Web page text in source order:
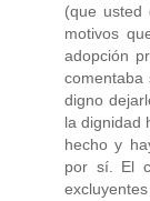
(que usted
motivos
adopción
comentaba
digno
la dignidad
hecho y
por sí. El